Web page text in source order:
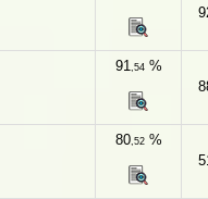
91,54%
80,52%